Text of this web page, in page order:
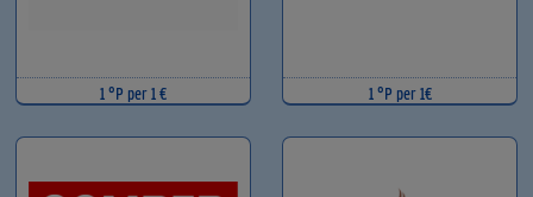
1 °P per 1 € 1 °P per 1€